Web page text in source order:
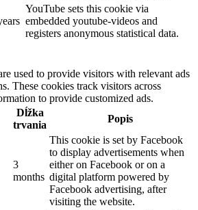
YouTube sets this cookie via
embedded youtube-videos and
registers anonymous statistical data.
used to provide visitors with relevant ads
These cookies track visitors across
to provide customized ads.
Dĺžka
trvania
Popis
3
months
This cookie is set by Facebook
to display advertisements when
either on Facebook or on a
digital platform powered by
Facebook advertising, after
visiting the website.